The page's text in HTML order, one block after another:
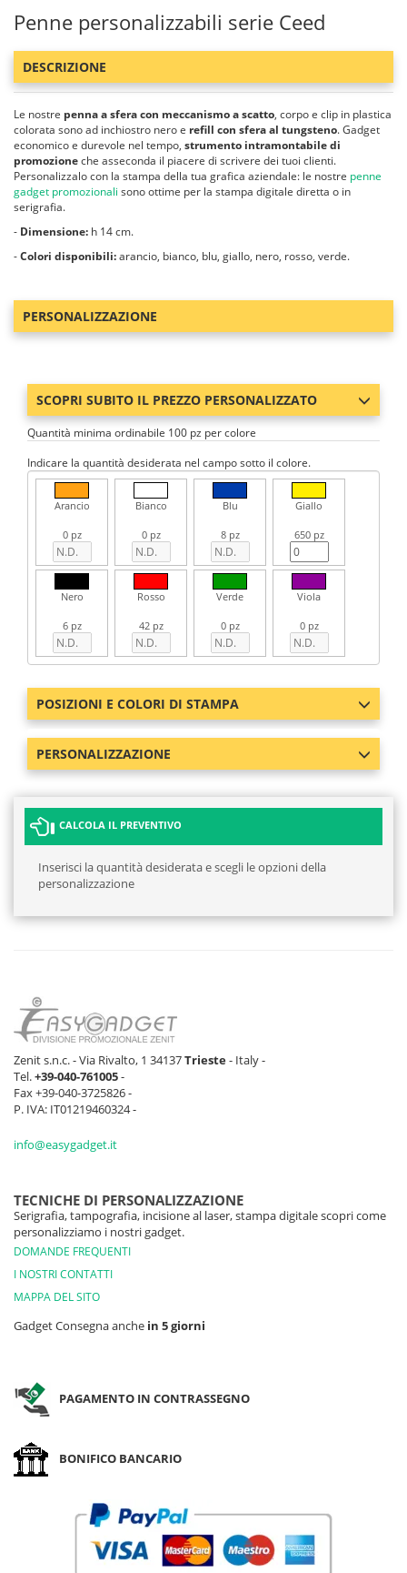
Penne personalizzabili serie Ceed
DESCRIZIONE
Le nostre penna a sfera con meccanismo a scatto, corpo e clip in plastica
colorata sono ad inchiostro nero e refill con sfera al tungsteno. Gadget
economico e durevole nel tempo, strumento intramontabile di
promozioneche asseconda il piacere di scrivere dei tuoi clienti.
Personalizzalo con la stampa della tua grafica aziendale: le nostre penne
gadget promozionali sono ottime per la stampa digitale diretta o in
serigrafia.
- Dimensione: h 14 cm.
-Colori disponibili:arancio, bianco, blu, giallo, nero, rosso, verde.
PERSONALIZZAZIONE
SCOPRI SUBITO IL PREZZO PERSONALIZZATO
Quantità minima ordinabile 100 pz per colore
Indicare la quantità desiderata nel campo sotto il colore.
Arancio
0 pz
Bianco
0 pz
Blu
8 pz
Giallo
650 pz
Nero
6 pz
Rosso
42 pz
Verde
0 pz
Viola
0 pz
POSIZIONI E COLORI DI STAMPA
PERSONALIZZAZIONE
CALCOLA IL PREVENTIVO
Inserisci la quantità desiderata e scegli le opzioni della
personalizzazione
Zenit s.n.c. - Via Rivalto, 1 34137Trieste- Italy -
Tel.+39-040-761005-
Fax +39-040-3725826 -
P. IVA: IT01219460324 -
info@easygadget.it
TECNICHE DI PERSONALIZZAZIONE
Serigrafia, tampografia, incisione al laser, stampa digitale scopri come
personalizziamo i nostri gadget.
DOMANDE FREQUENTI
I NOSTRI CONTATTI
MAPPA DEL SITO
Gadget Consegna anche in 5 giorni
PAGAMENTO IN CONTRASSEGNO
BONIFICO BANCARIO